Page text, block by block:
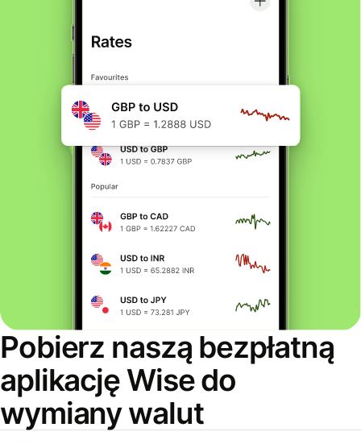
Pobierz naszą bezpłatną
aplikację Wise do
wymiany walut